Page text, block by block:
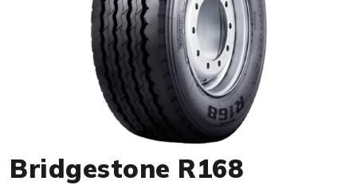
Bridgestone R168